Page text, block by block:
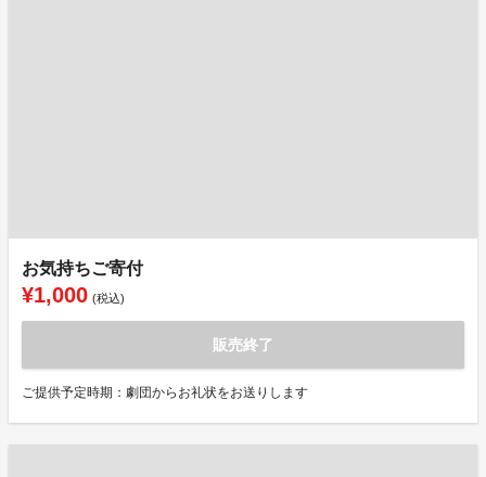
お気持ちご寄付
¥1,000 (税込)
販売終了
ご提供予定時期：劇団からお礼状をお送りします